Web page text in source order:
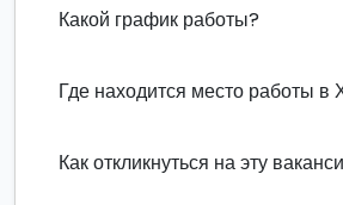
Какой график работы?
Где находится место работы в
Как откликнуться на эту